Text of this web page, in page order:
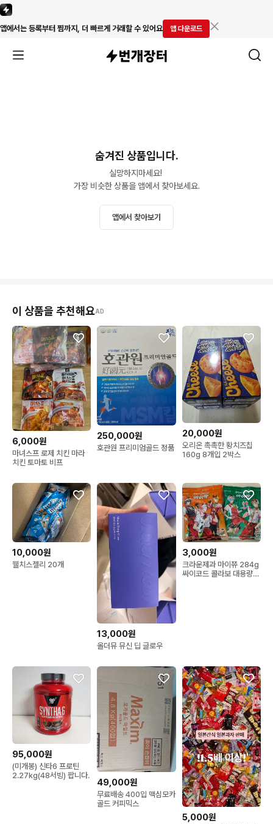
앱에서는 등록부터 찜까지, 더 빠르게 거래할 수 있어요 앱 다운로드
숨겨진 상품입니다.
실망하지마세요!
가장 비슷한 상품을 앱에서 찾아보세요.
앱에서 찾아보기
이 상품을 추천해요AD
6,000원
마녀스프 로제 치킨 마라
치킨 토마토 비프
250,000원
호관원 프리미엄골드 정품
20,000원
오리온 촉촉한 황치즈칩
160g 8개입 2박스
10,000원
웰치스젤리 20개
13,000원
올더뮤 뮤신 딥 글로우
3,000원
크라운제과 마이쮸 284g
싸이코드 콜라보 대용량
95,000원
(미개봉) 신타6 프로틴
2.27kg(48서빙) 팝니다.
49,000원
무료배송 400입 맥심모카
골드 커피믹스
5,000원